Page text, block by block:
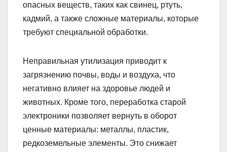
опасных веществ, таких как свинец, ртуть,
кадмий, а также сложные материалы, которые
требуют специальной обработки.
Неправильная утилизация приводит к
загрязнению почвы, воды и воздуха, что
негативно влияет на здоровье людей и
животных. Кроме того, переработка старой
электроники позволяет вернуть в оборот
ценные материалы: металлы, пластик,
редкоземельные элементы. Это снижает